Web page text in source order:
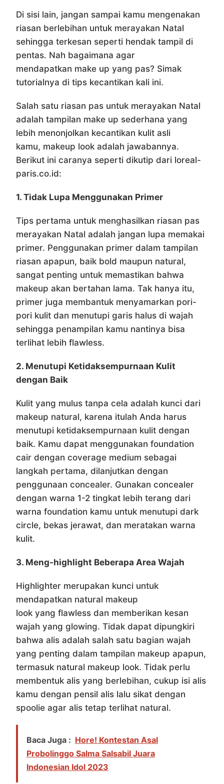
Di sisi lain, jangan sampai kamu mengenakan
riasan berlebihan untuk merayakan Natal
sehingga terkesan seperti hendak tampil di
pentas. Nah bagaimana agar
mendapatkan make up yang pas? Simak
tutorialnya di tips kecantikan kali ini.
Salah satu riasan pas untuk merayakan Natal
adalah tampilan make up sederhana yang
lebih menonjolkan kecantikan kulit asli
kamu, makeup look adalah jawabannya.
Berikut ini caranya seperti dikutip dari loreal-
paris.co.id:
1. Tidak Lupa Menggunakan Primer
Tips pertama untuk menghasilkan riasan pas
merayakan Natal adalah jangan lupa memakai
primer. Penggunakan primer dalam tampilan
riasan apapun, baik bold maupun natural,
sangat penting untuk memastikan bahwa
makeup akan bertahan lama. Tak hanya itu,
primer juga membantuk menyamarkan pori-
pori kulit dan menutupi garis halus di wajah
sehingga penampilan kamu nantinya bisa
terlihat lebih flawless.
2. Menutupi Ketidaksempurnaan Kulit
dengan Baik
Kulit yang mulus tanpa cela adalah kunci dari
makeup natural, karena itulah Anda harus
menutupi ketidaksempurnaan kulit dengan
baik. Kamu dapat menggunakan foundation
cair dengan coverage medium sebagai
langkah pertama, dilanjutkan dengan
penggunaan concealer. Gunakan concealer
dengan warna 1-2 tingkat lebih terang dari
warna foundation kamu untuk menutupi dark
circle, bekas jerawat, dan meratakan warna
kulit.
3. Meng-highlight Beberapa Area Wajah
Highlighter merupakan kunci untuk
mendapatkan natural makeup
look yang flawless dan memberikan kesan
wajah yang glowing. Tidak dapat dipungkiri
bahwa alis adalah salah satu bagian wajah
yang penting dalam tampilan makeup apapun,
termasuk natural makeup look. Tidak perlu
membentuk alis yang berlebihan, cukup isi alis
kamu dengan pensil alis lalu sikat dengan
spoolie agar alis tetap terlihat natural.
Baca Juga : Hore! Kontestan Asal
Probolinggo Salma Salsabil Juara
Indonesian Idol 2023